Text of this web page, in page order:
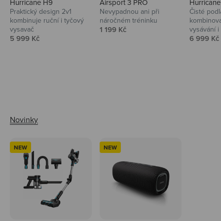
Hurricane H9
Praktický design 2v1
kombinuje ruční i tyčový
vysavač
Prodejní cena
5 999 Kč
Airsport 3 PRO
Nevypadnou ani při
náročném tréninku
Prodejní cena
1 199 Kč
Čisté
vysávání
Prodejní
6 999 Kč
NEW NEW